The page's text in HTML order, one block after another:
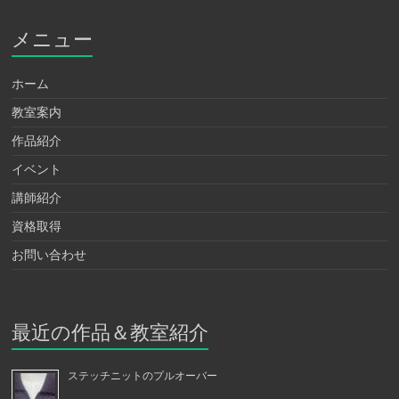
メニュー
ホーム
教室案内
作品紹介
イベント
講師紹介
資格取得
お問い合わせ
最近の作品＆教室紹介
ステッチニットのプルオーバー